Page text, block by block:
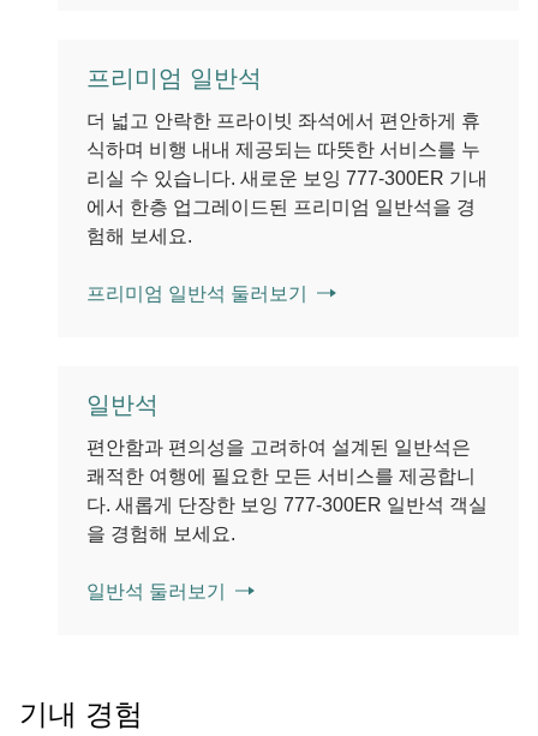
프리미엄 일반석
더 넓고 안락한 프라이빗 좌석에서 편안하게 휴
식하며 비행 내내 제공되는 따뜻한 서비스를 누
리실 수 있습니다. 새로운 보잉 777-300ER 기내
에서 한층 업그레이드된 프리미엄 일반석을 경
험해 보세요.
프리미엄 일반석 둘러보기
일반석
편안함과 편의성을 고려하여 설계된 일반석은
쾌적한 여행에 필요한 모든 서비스를 제공합니
다. 새롭게 단장한 보잉 777-300ER 일반석 객실
을 경험해 보세요.
일반석 둘러보기
기내 경험